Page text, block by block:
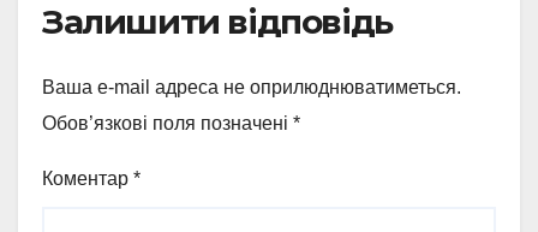
Залишити відповідь
Ваша e-mail адреса не оприлюднюватиметься.
Обов’язкові поля позначені *
Коментар *